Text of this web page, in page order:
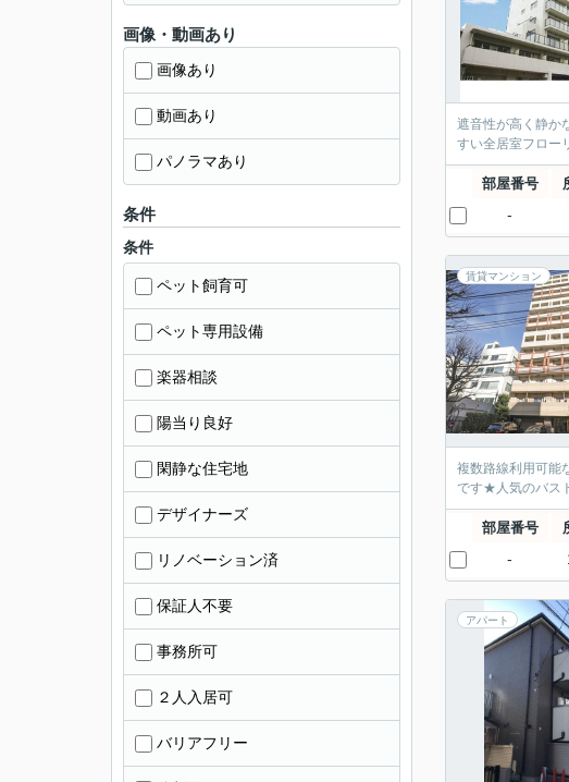
遮音性が高く静か
すい全居室フロー
部屋番号
-
賃貸マンション
複数路線利用可能
です★人気のバス
部屋番号
-
アパート
画像・動画あり
画像あり
動画あり
パノラマあり
条件
条件
ペット飼育可
ペット専用設備
楽器相談
陽当り良好
閑静な住宅地
デザイナーズ
リノベーション済
保証人不要
事務所可
２人入居可
バリアフリー